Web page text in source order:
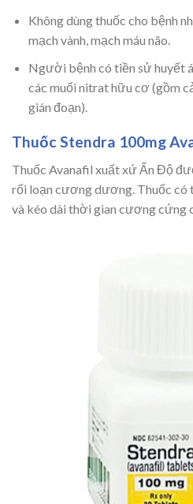
Không dùng thuốc cho bệnh
mạch vành, mạch máu não.
Người bệnh có tiền sử huyết
các muối nitrat hữu cơ (gồm
gián đoạn).
Thuốc Stendra 100mg
Thuốc Avanafil xuất xứ Ấn Độ
rối loạn cương dương. Thuốc có
và kéo dài thời gian cương cứng